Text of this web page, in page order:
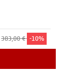
383,00 € -10%